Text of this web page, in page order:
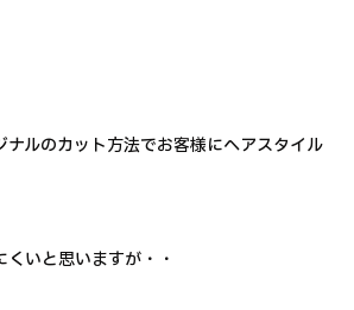
ルのカット方法でお客様にヘアスタイル
いと思いますが・・